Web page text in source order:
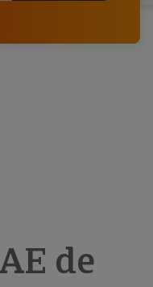
seus clientes.
de